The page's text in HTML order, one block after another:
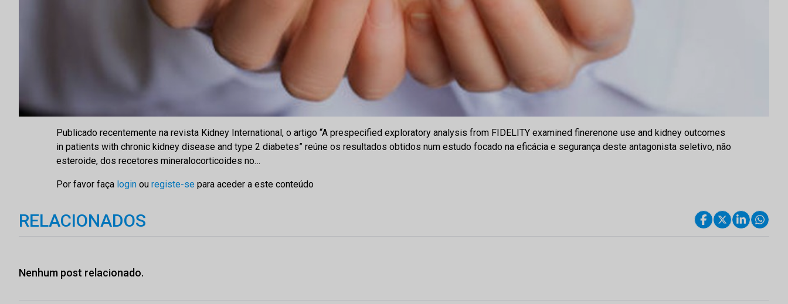
Publicado recentemente na revista Kidney International, o artigo “A prespecified exploratory analysis from FIDELITY examined finerenone use and kidney outcomes
in patients with chronic kidney disease and type 2 diabetes” reúne os resultados obtidos num estudo focado na eficácia e segurança deste antagonista seletivo, não
esteroide, dos recetores mineralocorticoides no…
Por favor faça login ou registe-se para aceder a este conteúdo
RELACIONADOS
Nenhum post relacionado.